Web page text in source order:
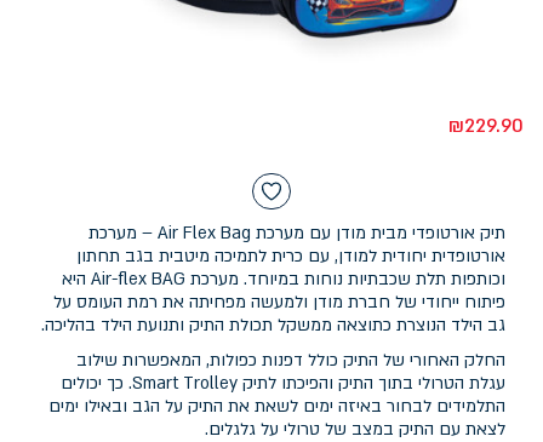
₪229.90
תיק אורטופדי מבית מודן עם מערכת Air Flex Bag – מערכת
אורטופדית יחודית למודן, עם כרית לתמיכה מיטבית בגב תחתון
וכותפות תלת שכבתיות נוחות במיוחד. מערכת Air-flex BAG היא
פיתוח ייחודי של חברת מודן ולמעשה מפחיתה את רמת העומס על
גב הילד הנוצרת כתוצאה ממשקל תכולת התיק ותנועת הילד בהליכה.
החלק האחורי של התיק כולל דפנות כפולות, המאפשרות שילוב
עגלת הטרולי בתוך התיק והפיכתו לתיק Smart Trolley. כך יכולים
התלמידים לבחור באיזה ימים לשאת את התיק על הגב ובאילו ימים
לצאת עם התיק במצב של טרולי על גלגלים.